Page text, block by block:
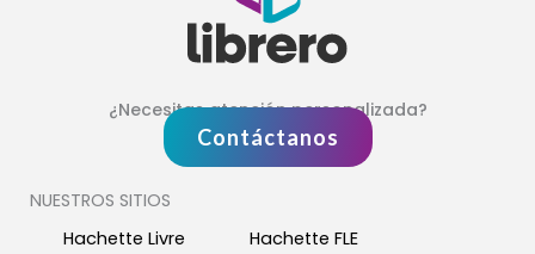
¿Necesitas atención personalizada?
Contáctanos
NUESTROS SITIOS
Hachette Livre
Hachette FLE